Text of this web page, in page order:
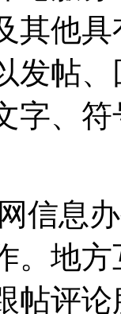
其他
发帖
字、
信息
。地
帖评